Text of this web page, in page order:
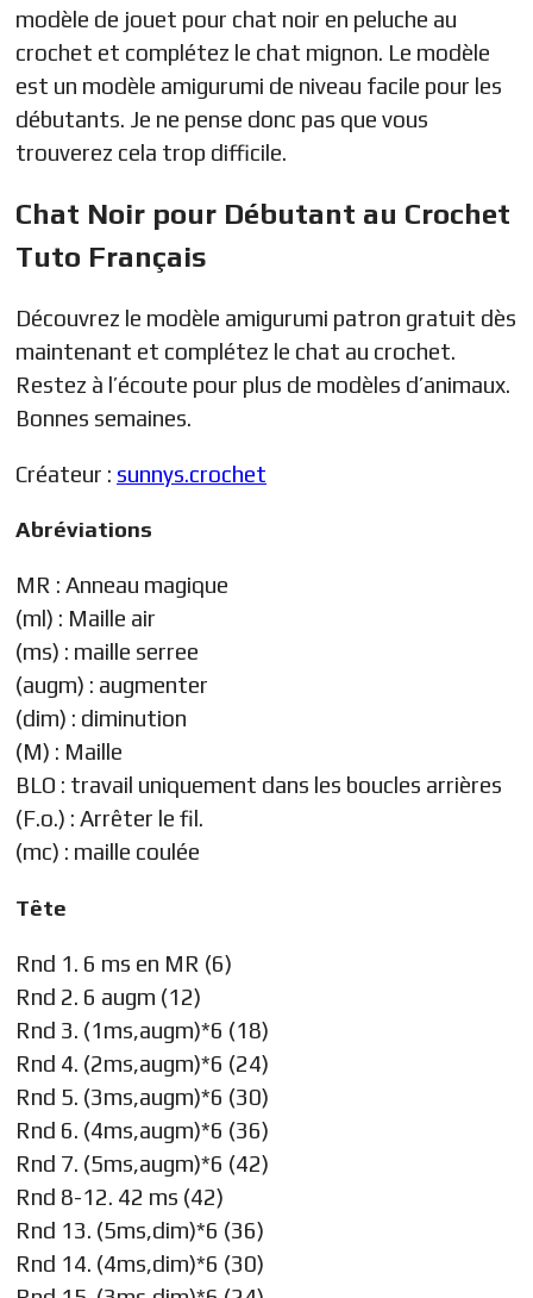
modèle de jouet pour chat noir en peluche au
crochet et complétez le chat mignon. Le modèle
est un modèle amigurumi de niveau facile pour les
débutants. Je ne pense donc pas que vous
trouverez cela trop difficile.
Chat Noir pour Débutant au Crochet
Tuto Français
Découvrez le modèle amigurumi patron gratuit dès
maintenant et complétez le chat au crochet.
Restez à l’écoute pour plus de modèles d’animaux.
Bonnes semaines.
Créateur : sunnys.crochet
Abréviations
MR : Anneau magique
(ml) : Maille air
(ms) : maille serree
(augm) : augmenter
(dim) : diminution
(M) : Maille
BLO : travail uniquement dans les boucles arrières
(F.o.) : Arrêter le fil.
(mc) : maille coulée
Tête
Rnd 1. 6 ms en MR (6)
Rnd 2. 6 augm (12)
Rnd 3. (1ms,augm)*6 (18)
Rnd 4. (2ms,augm)*6 (24)
Rnd 5. (3ms,augm)*6 (30)
Rnd 6. (4ms,augm)*6 (36)
Rnd 7. (5ms,augm)*6 (42)
Rnd 8-12. 42 ms (42)
Rnd 13. (5ms,dim)*6 (36)
Rnd 14. (4ms,dim)*6 (30)